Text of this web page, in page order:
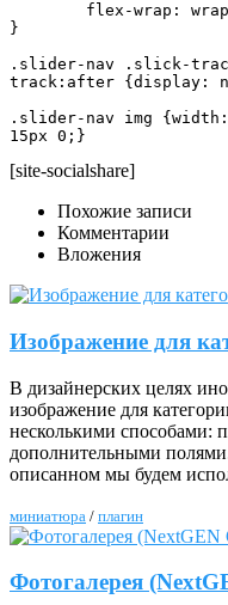
}
.slider-nav .slick-
track:after {display:
.slider-nav img
15px 0;}
[site-socialshare]
Похожие записи
Комментарии
Вложения
Изображение для
В дизайнерских целях
изображение для
несколькими способами:
дополнительными
описанном мы будем
миниатюра / плагин
Фотогалерея